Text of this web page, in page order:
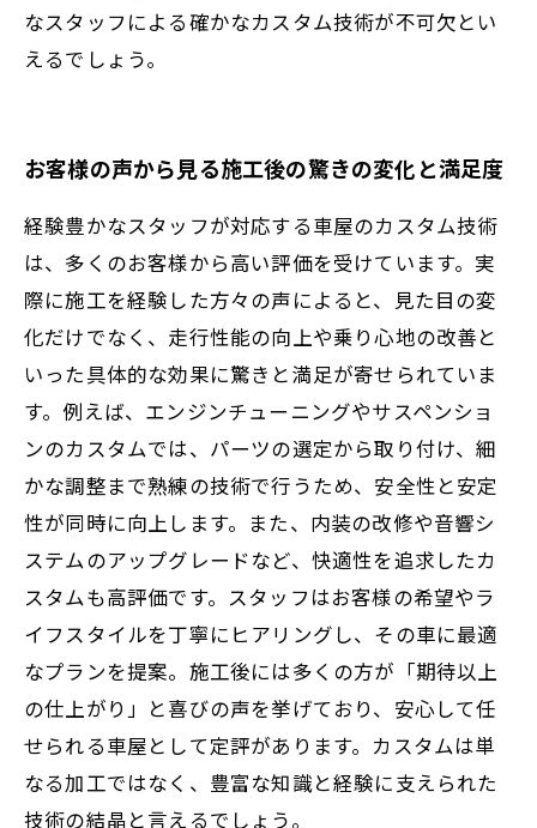
なスタッフによる確かなカスタム技術が不可欠とい
えるでしょう。
お客様の声から見る施工後の驚きの変化と満足度
経験豊かなスタッフが対応する車屋のカスタム技術
は、多くのお客様から高い評価を受けています。実
際に施工を経験した方々の声によると、見た目の変
化だけでなく、走行性能の向上や乗り心地の改善と
いった具体的な効果に驚きと満足が寄せられていま
す。例えば、エンジンチューニングやサスペンショ
ンのカスタムでは、パーツの選定から取り付け、細
かな調整まで熟練の技術で行うため、安全性と安定
性が同時に向上します。また、内装の改修や音響シ
ステムのアップグレードなど、快適性を追求したカ
スタムも高評価です。スタッフはお客様の希望やラ
イフスタイルを丁寧にヒアリングし、その車に最適
なプランを提案。施工後には多くの方が「期待以上
の仕上がり」と喜びの声を挙げており、安心して任
せられる車屋として定評があります。カスタムは単
なる加工ではなく、豊富な知識と経験に支えられた
技術の結晶と言えるでしょう。